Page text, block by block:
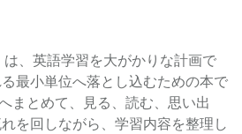
は、英語学習を大がかりな計画で
最小単位へ落とし込むための本で
まとめて、見る、読む、思い出
を回しながら、学習内容を整理し